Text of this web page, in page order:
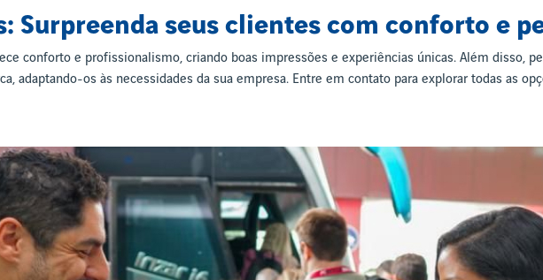
Surpreenda seus clientes com conforto e
conforto e profissionalismo, criando boas impressões e experiências únicas. Além disso,
adaptando-os às necessidades da sua empresa. Entre em contato para explorar todas as